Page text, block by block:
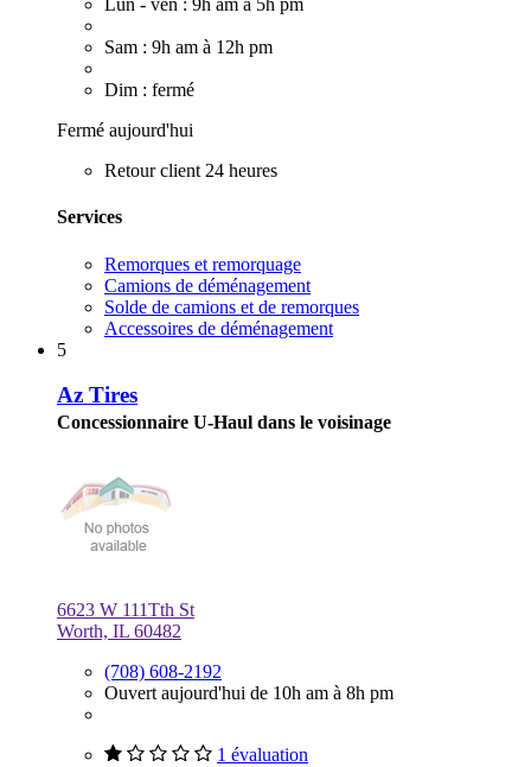
Lun - ven : 9h am à 5h pm
Sam : 9h am à 12h pm
Dim : fermé
Fermé aujourd'hui
Retour client 24 heures
Services
Remorques et remorquage
Camions de déménagement
Solde de camions et de remorques
Accessoires de déménagement
5
Az Tires
Concessionnaire U-Haul dans le voisinage
6623 W 111Tth St
Worth, IL 60482
(708) 608-2192
Ouvert aujourd'hui de 10h am à 8h pm
1 évaluation